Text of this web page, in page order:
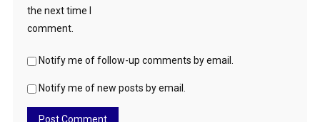
the next time I
comment.
Notify me of follow-up comments by email.
Notify me of new posts by email.